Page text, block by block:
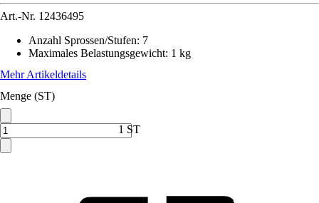
Art.-Nr. 12436495
Anzahl Sprossen/Stufen: 7
Maximales Belastungsgewicht: 1 kg
Mehr Artikeldetails
Menge (ST)
1 ST